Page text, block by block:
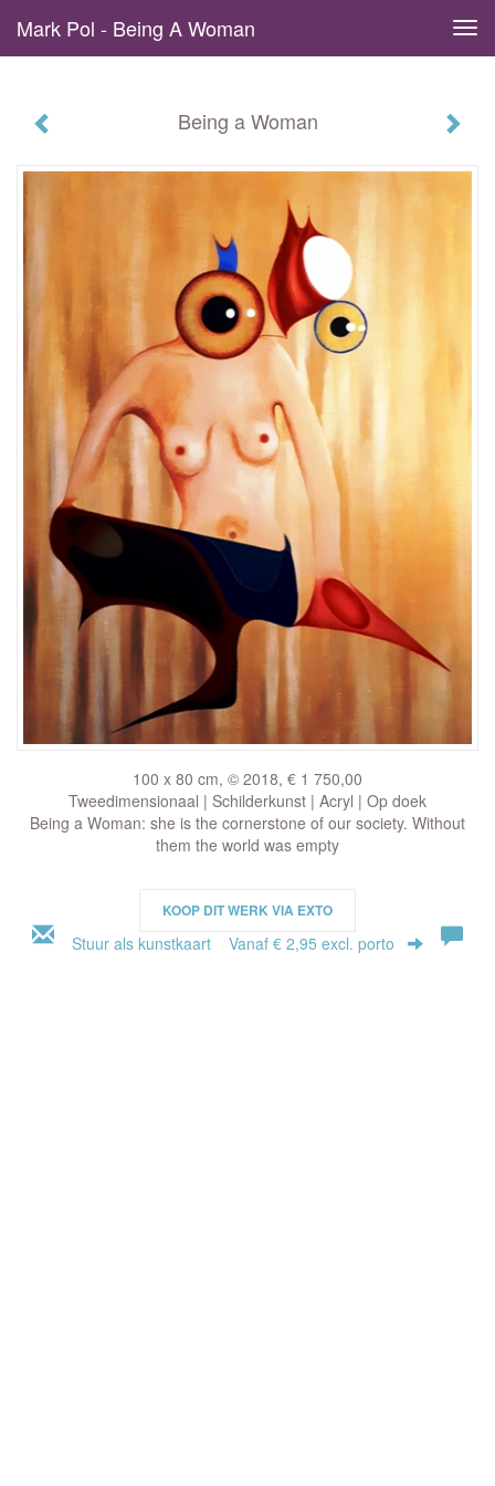
Mark Pol - Being A Woman
Being a Woman
100 x 80 cm, © 2018, € 1 750,00
Tweedimensionaal | Schilderkunst | Acryl | Op doek
Being a Woman: she is the cornerstone of our society. Without
them the world was empty
KOOP DIT WERK VIA EXTO
Stuur als kunstkaart Vanaf € 2,95 excl. porto